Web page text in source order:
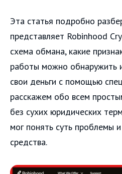
Эта статья подробно
представляет Robinhood
схема обмана, какие
работы можно обнаружить
свои деньги с помощью
расскажем обо всем
без сухих юридических
мог понять суть проблемы
средства.